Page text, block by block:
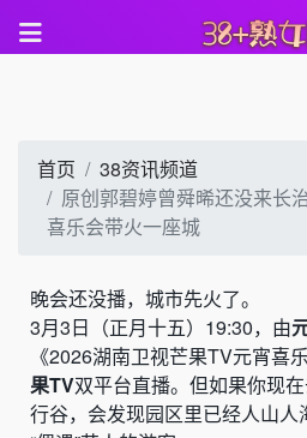
首页
38资讯频道
原创郭碧婷曾舜晞还没来长
喜乐会带火一座城
晚会还没播，城市先火了。
3月3日（正月十五）19:30，由
《2026湖南卫视芒果TV元宵喜
果TV双平台直播。但如果你现
行谷，会发现园区里已经人山